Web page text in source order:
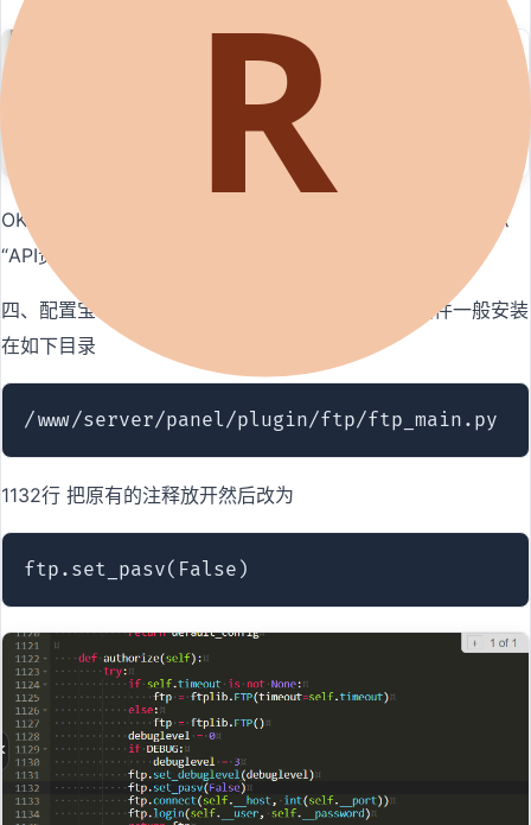
OK 连接没问题！ 到这里如果到宝塔里配置FTP时仍然会提示
“API资料校验失败，请核实！”
四、配置宝塔FTP插件 编辑如下文件 宝塔ftp备份插件一般安装
在如下目录
/www/server/panel/plugin/ftp/ftp_main.py
1132行 把原有的注释放开然后改为
ftp.set_pasv(False)